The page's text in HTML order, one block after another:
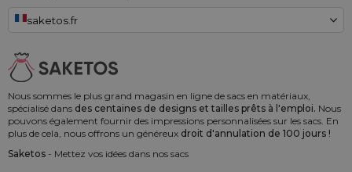
Nous sommes le plus grand magasin en ligne de sacs en matériaux,
spécialisé dans des centaines de designs et tailles prêts à l'emploi. Nous
pouvons également fournir des impressions personnalisées sur les sacs. En
plus de cela, nous offrons un généreux droit d'annulation de 100 jours !
Saketos - Mettez vos idées dans nos sacs
saketos.fr